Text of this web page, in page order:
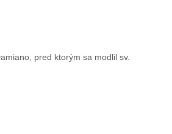
pred ktorým sa modlil sv.